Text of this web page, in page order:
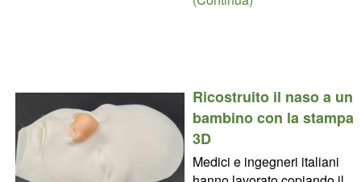
Ricostruito il naso a un
bambino con la stampa
3D
Medici e ingegneri italiani